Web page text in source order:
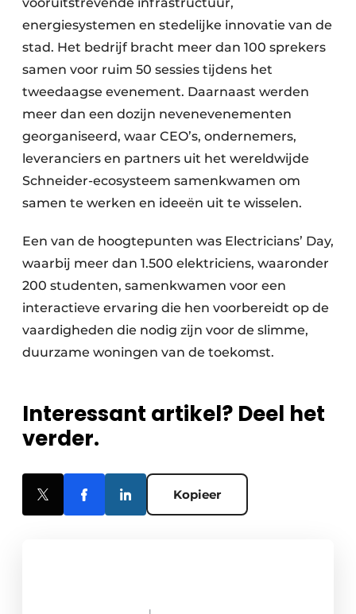
energiesystemen en stedelijke innovatie van de
stad. Het bedrijf bracht meer dan 100 sprekers
samen voor ruim 50 sessies tijdens het
tweedaagse evenement. Daarnaast werden
meer dan een dozijn nevenevenementen
georganiseerd, waar CEO’s, ondernemers,
leveranciers en partners uit het wereldwijde
Schneider-ecosysteem samenkwamen om
samen te werken en ideeën uit te wisselen.
Een van de hoogtepunten was Electricians’ Day,
waarbij meer dan 1.500 elektriciens, waaronder
200 studenten, samenkwamen voor een
interactieve ervaring die hen voorbereidt op de
vaardigheden die nodig zijn voor de slimme,
duurzame woningen van de toekomst.
Interessant artikel? Deel het
verder.
Kopieer